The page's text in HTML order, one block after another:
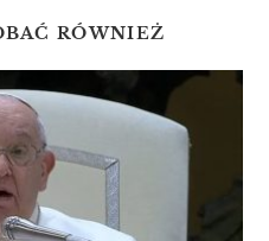
RÓWNIEŻ